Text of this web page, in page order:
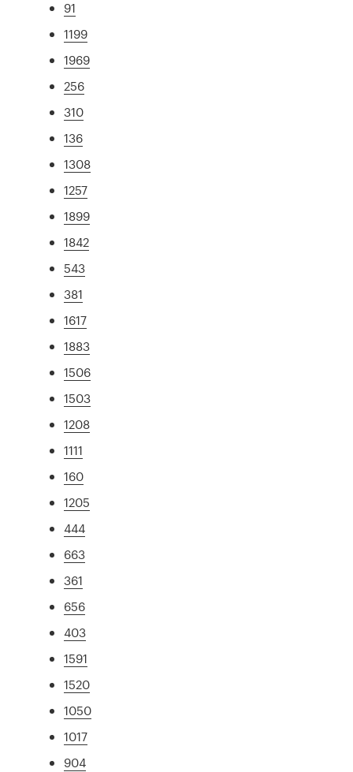
91
1199
1969
256
310
136
1308
1257
1899
1842
543
381
1617
1883
1506
1503
1208
1111
160
1205
444
663
361
656
403
1591
1520
1050
1017
904